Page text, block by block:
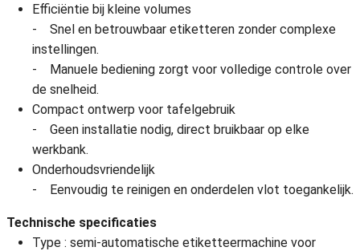
Efficiëntie bij kleine volumes
- Snel en betrouwbaar etiketteren zonder complexe
instellingen.
- Manuele bediening zorgt voor volledige controle over
de snelheid.
Compact ontwerp voor tafelgebruik
- Geen installatie nodig, direct bruikbaar op elke
werkbank.
Onderhoudsvriendelijk
- Eenvoudig te reinigen en onderdelen vlot toegankelijk.
Technische specificaties
Type : semi-automatische etiketteermachine voor